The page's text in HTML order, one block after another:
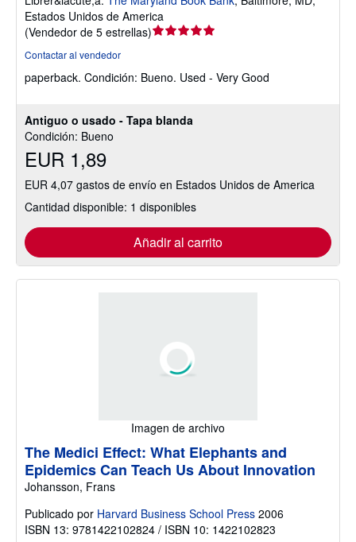
Antiguo o usado - Tapa blanda
Condición: Bueno
EUR 1,89
EUR 4,07 gastos de envío en Estados Unidos de America
Cantidad disponible: 1 disponibles
Añadir al carrito
Estados Unidos de America
(Vendedor de 5 estrellas)Calificación
5
estrellas
Contactar al vendedor
paperback. Condición: Bueno. Used - Very Good
Imagen de archivo
The Medici Effect: What Elephants and
Epidemics Can Teach Us About Innovation
Johansson, Frans
Publicado por Harvard Business School Press 2006
ISBN 13: 9781422102824 / ISBN 10: 1422102823